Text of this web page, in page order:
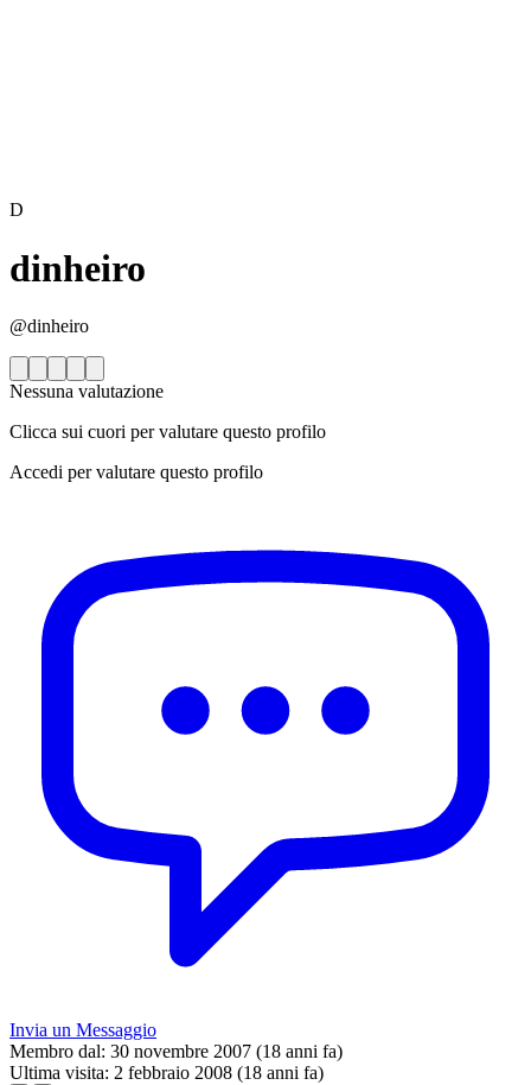
D
dinheiro
@dinheiro
Nessuna valutazione
Clicca sui cuori per valutare questo profilo
Accedi per valutare questo profilo
Invia un Messaggio
Membro dal: 30 novembre 2007 (18 anni fa)
Ultima visita: 2 febbraio 2008 (18 anni fa)